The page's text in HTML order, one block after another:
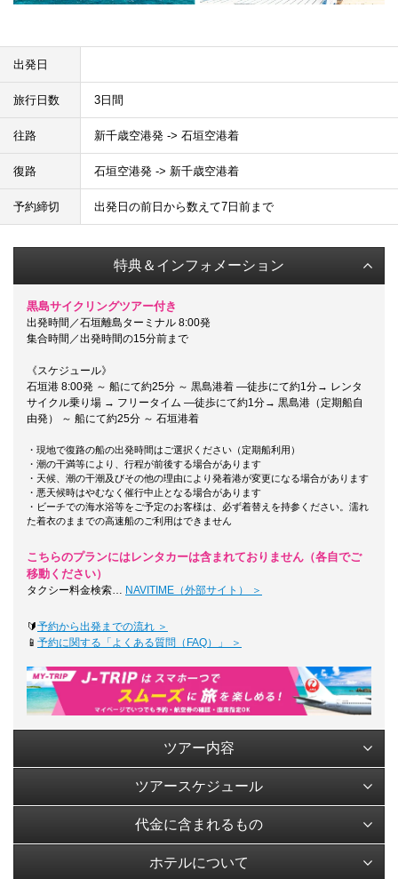
出発日
旅行日数 3日間
往路 新千歳空港発 -> 石垣空港着
復路 石垣空港発 -> 新千歳空港着
予約締切 出発日の前日から数えて7日前まで
特典＆インフォメーション
黒島サイクリングツアー付き
出発時間／石垣離島ターミナル 8:00発
集合時間／出発時間の15分前まで
《スケジュール》
石垣港 8:00発 ～ 船にて約25分 ～ 黒島港着 ―徒歩にて約1分→ レンタ
サイクル乗り場 → フリータイム ―徒歩にて約1分→ 黒島港（定期船自
由発） ～ 船にて約25分 ～ 石垣港着
・現地で復路の船の出発時間はご選択ください（定期船利用）
・潮の干満等により、行程が前後する場合があります
・天候、潮の干潮及びその他の理由により発着港が変更になる場合があります
・悪天候時はやむなく催行中止となる場合があります
・ビーチでの海水浴等をご予定のお客様は、必ず着替えを持参ください。濡れ
た着衣のままでの高速船のご利用はできません
こちらのプランにはレンタカーは含まれておりません（各自でご
移動ください）
タクシー料金検索… NAVITIME（外部サイト） ＞
🔰予約から出発までの流れ ＞
📱 予約に関する「よくある質問（FAQ）」 ＞
ツアー内容
ツアースケジュール
代金に含まれるもの
ホテルについて